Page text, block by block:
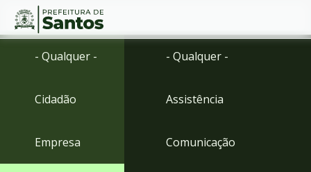
Ir
menu
Conteúdo
- Qualquer -
Cidadão
Empresa
- Qualquer -
Assistência
Comunicação